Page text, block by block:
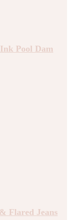
Pool Dam
Flared Jeans